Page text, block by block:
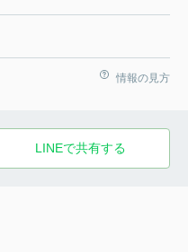
情報の見方
LINEで共有する